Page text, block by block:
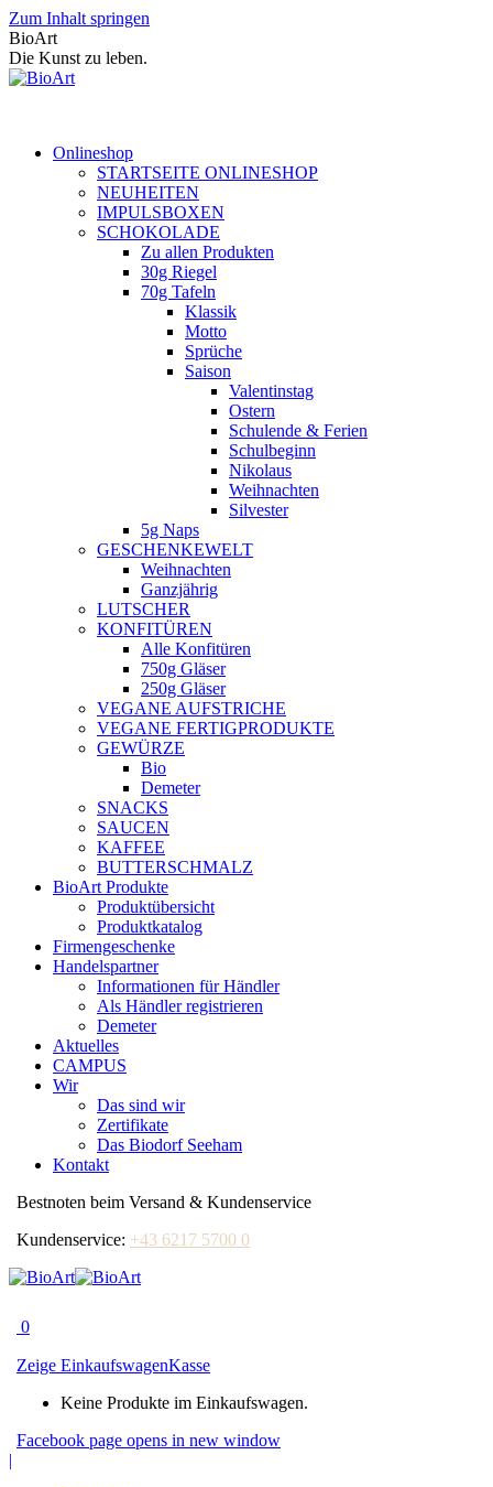
Zum Inhalt springen
BioArt
Die Kunst zu leben.
Onlineshop
STARTSEITE ONLINESHOP
NEUHEITEN
IMPULSBOXEN
SCHOKOLADE
Zu allen Produkten
30g Riegel
70g Tafeln
Klassik
Motto
Sprüche
Saison
Valentinstag
Ostern
Schulende & Ferien
Schulbeginn
Nikolaus
Weihnachten
Silvester
5g Naps
GESCHENKEWELT
Weihnachten
Ganzjährig
LUTSCHER
KONFITÜREN
Alle Konfitüren
750g Gläser
250g Gläser
VEGANE AUFSTRICHE
VEGANE FERTIGPRODUKTE
GEWÜRZE
Bio
Demeter
SNACKS
SAUCEN
KAFFEE
BUTTERSCHMALZ
BioArt Produkte
Produktübersicht
Produktkatalog
Firmengeschenke
Handelspartner
Informationen für Händler
Als Händler registrieren
Demeter
Aktuelles
CAMPUS
Wir
Das sind wir
Zertifikate
Das Biodorf Seeham
Kontakt
Bestnoten beim Versand & Kundenservice
Kundenservice: +43 6217 5700 0
0
Zeige EinkaufswagenKasse
Keine Produkte im Einkaufswagen.
Facebook page opens in new window
|